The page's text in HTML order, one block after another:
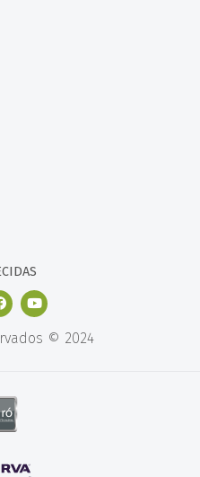
© 2024